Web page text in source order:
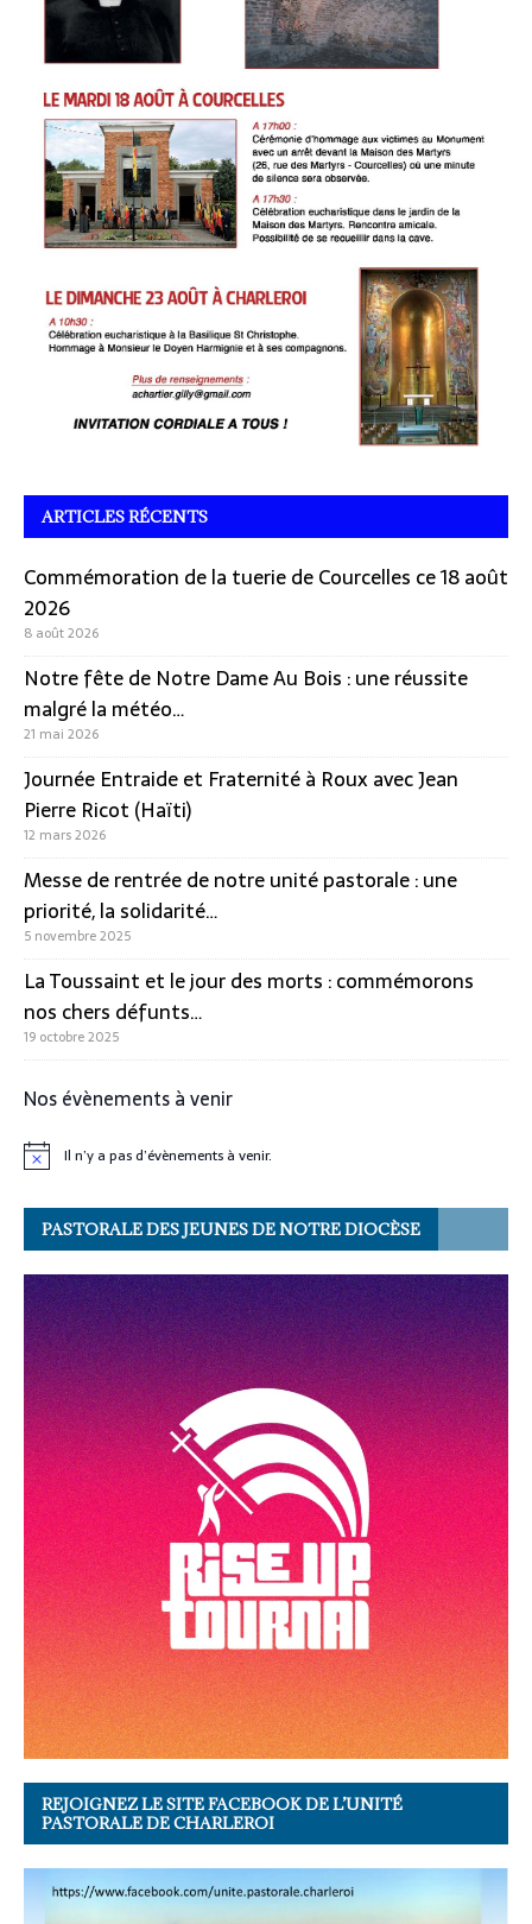
ARTICLES RÉCENTS
Commémoration de la tuerie de Courcelles ce 18 août
2026
8 août 2026
Notre fête de Notre Dame Au Bois : une réussite
malgré la météo…
21 mai 2026
Journée Entraide et Fraternité à Roux avec Jean
Pierre Ricot (Haïti)
12 mars 2026
Messe de rentrée de notre unité pastorale : une
priorité, la solidarité…
5 novembre 2025
La Toussaint et le jour des morts : commémorons
nos chers défunts…
19 octobre 2025
Nos évènements à venir
N
e
Il n’y a pas d’évènements à venir.
PASTORALE DES JEUNES DE NOTRE DIOCÈSE
REJOIGNEZ LE SITE FACEBOOK DE L’UNITÉ
PASTORALE DE CHARLEROI